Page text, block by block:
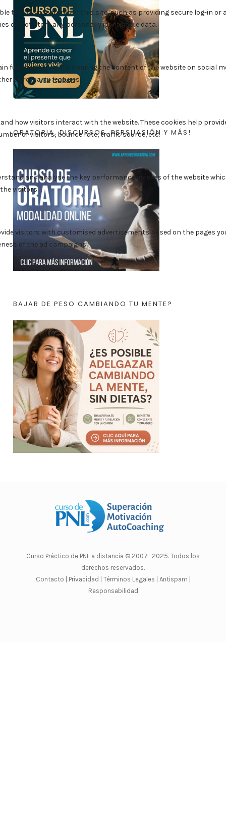
ORATORIA, DISCURSOS, PERSUASIÓN Y MÁS!
BAJAR DE PESO CAMBIANDO TU MENTE?
Curso Práctico de PNL a distancia © 2007- 2025. Todos los
derechos reservados.
Contacto | Privacidad | Términos Legales |
Antispam |
Responsabilidad